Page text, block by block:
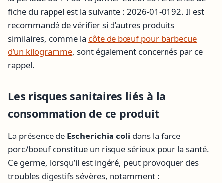
fiche du rappel est la suivante : 2026-01-0192. Il est
recommandé de vérifier si d’autres produits
similaires, comme la côte de bœuf pour barbecue
d’un kilogramme, sont également concernés par ce
rappel.
Les risques sanitaires liés à la
consommation de ce produit
La présence de Escherichia coli dans la farce
porc/boeuf constitue un risque sérieux pour la santé.
Ce germe, lorsqu’il est ingéré, peut provoquer des
troubles digestifs sévères, notamment :